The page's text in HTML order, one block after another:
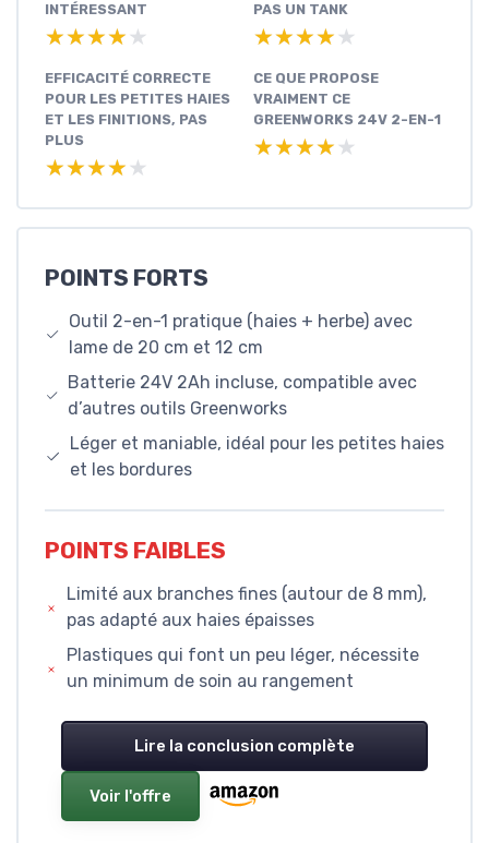
INTÉRESSANT
★★★★★
★★★★★
PAS UN TANK
★★★★★
★★★★★
EFFICACITÉ CORRECTE
POUR LES PETITES HAIES
ET LES FINITIONS, PAS
PLUS
★★★★★
★★★★★
CE QUE PROPOSE
VRAIMENT CE
GREENWORKS 24V 2-EN-1
★★★★★
★★★★★
POINTS FORTS
Outil 2-en-1 pratique (haies + herbe) avec
lame de 20 cm et 12 cm
Batterie 24V 2Ah incluse, compatible avec
d’autres outils Greenworks
Léger et maniable, idéal pour les petites haies
et les bordures
POINTS FAIBLES
Limité aux branches fines (autour de 8 mm),
pas adapté aux haies épaisses
Plastiques qui font un peu léger, nécessite
un minimum de soin au rangement
Lire la conclusion complète
Voir l'offre